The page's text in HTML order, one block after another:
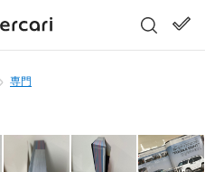
専門